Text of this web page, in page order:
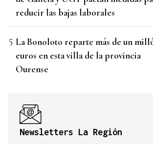
reducir las bajas laborales
La Bonoloto reparte más de un
euros en esta villa de la provincia
Ourense
Newsletters La Región